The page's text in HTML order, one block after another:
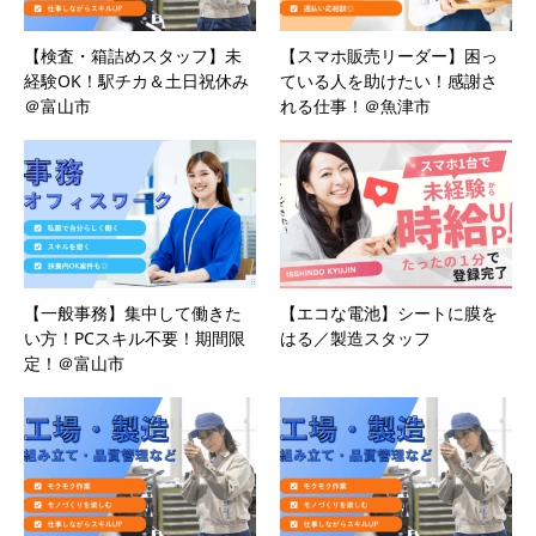
【検査・箱詰めスタッフ】未
経験OK！駅チカ＆土日祝休み
＠富山市
【スマホ販売リーダー】困っ
ている人を助けたい！感謝さ
れる仕事！＠魚津市
【一般事務】集中して働きた
い方！PCスキル不要！期間限
定！＠富山市
【エコな電池】シートに膜を
はる／製造スタッフ